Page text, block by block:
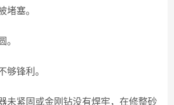
塞。
锋利。
紧固或金刚钻没有焊牢，在修整砂